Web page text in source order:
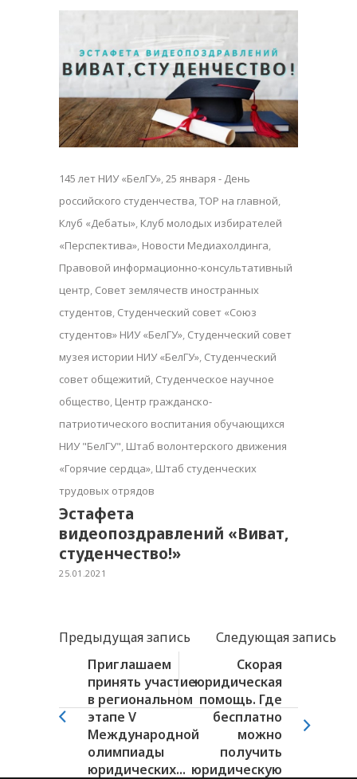
145 лет НИУ «БелГУ» 25 января - День
российского студенчества TOP на главной
Клуб «Дебаты» Клуб молодых избирателей
«Перспектива» Новости Медиахолдинга
Правовой информационно-консультативный
центр Совет землячеств иностранных
студентов Студенческий совет «Союз
студентов» НИУ «БелГУ» Студенческий совет
музея истории НИУ «БелГУ» Студенческий
совет общежитий Студенческое научное
общество Центр гражданско-
патриотического воспитания обучающихся
НИУ "БелГУ" Штаб волонтерского движения
«Горячие сердца» Штаб студенческих
трудовых отрядов
Эстафета
видеопоздравлений «Виват,
студенчество!»
25.01.2021
Предыдущая запись
Следующая запись
Приглашаем
принять участие
в региональном
этапе V
Международной
олимпиады
юридических...
Скорая
юридическая
помощь. Где
бесплатно
можно
получить
юридическую